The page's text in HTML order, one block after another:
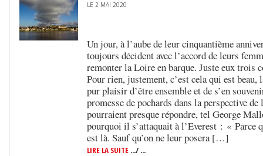
LE 2 MAI 2020
Un jour, à l’aube de leur cinquantième
toujours décident avec l’accord de leurs
remonter la Loire en barque. Juste eux trois
Pour rien, justement, c’est cela qui est beau,
pur plaisir d’être ensemble et de s’en
promesse de pochards dans la perspective
pourraient presque répondre, tel George
pourquoi il s’attaquait à l’Everest : « Parce
est là. Sauf qu’on ne leur posera […]
LIRE LA SUITE .../ ...